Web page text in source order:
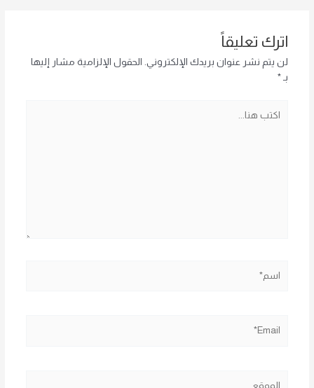
اترك تعليقاً
لن يتم نشر عنوان بريدك الإلكتروني. الحقول الإلزامية مشار إليها
بـ *
هنا...